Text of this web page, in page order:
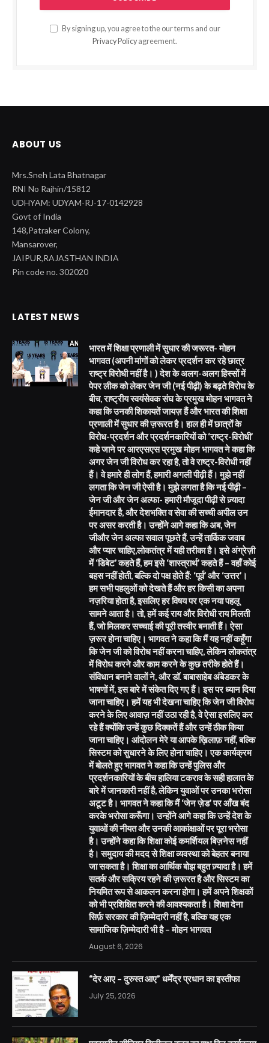
By signing up, you agree to the our terms and our
Privacy Policy agreement.
ABOUT US
Mrs.Sneh Lata Bhatnagar
RNI No Rajhin/15812
UDHYAM: UDYAM-RJ-17-0142928
Govt of India
148,Patraker Colony,
Mansarover,
JAIPUR,RAJASTHAN INDIA
Pin code no. 302020
LATEST NEWS
भारत में शिक्षा प्रणाली में सुधार की जरूरत- मोहन
भागवत (अपनी मांगों को लेकर प्रदर्शन कर रहे छात्र
राष्ट्र विरोधी नहीं है। ) देश के अलग-अलग हिस्सों में
पेपर लीक को लेकर जेन जी (नई पीढ़ी) के बढ़ते विरोध के
बीच, राष्ट्रीय स्वयंसेवक संघ के प्रमुख मोहन भागवत ने
कहा कि उनकी शिकायतें जायज़ हैं और भारत की शिक्षा
प्रणाली में सुधार की ज़रूरत है। हाल ही में छात्रों के
विरोध-प्रदर्शन और प्रदर्शनकारियों को ‘राष्ट्र-विरोधी’
कहे जाने पर आरएसएस प्रमुख मोहन भागवत ने कहा कि
अगर जेन जी विरोध कर रहा है, तो वे राष्ट्र-विरोधी नहीं
हैं। वे हमारे ही लोग हैं, हमारी अगली पीढ़ी हैं। मुझे नहीं
लगता कि जेन जी ऐसी है। मुझे लगता है कि नई पीढ़ी –
जेन जी और जेन अल्फा- हमारी मौजूदा पीढ़ी से ज़्यादा
ईमानदार है, और देशभक्ति व सेवा की सच्ची अपील उन
पर असर करती है। उन्होंने आगे कहा कि अब, जेन
जीऔर जेन अल्फा सवाल पूछते हैं, उन्हें तार्किक जवाब
और प्यार चाहिए,लोकतंत्र में यही तरीका है। इसे अंग्रेज़ी
में ‘डिबेट’ कहते हैं, हम इसे ‘शास्त्रार्थ’ कहते हैं – वहाँ कोई
बहस नहीं होती, बल्कि दो पक्ष होते हैं: ‘पूर्व’ और ‘उत्तर’।
हम सभी पहलुओं को देखते हैं और हर किसी का अपना
नज़रिया होता है, इसलिए हर विषय पर एक नया पहलू
सामने आता है। तो, हमें कई राय और विरोधी राय मिलती
हैं, जो मिलकर सच्चाई की पूरी तस्वीर बनाती हैं। ऐसा
ज़रूर होना चाहिए। भागवत ने कहा कि मैं यह नहीं कहूँगा
कि जेन जी को विरोध नहीं करना चाहिए, लेकिन लोकतंत्र
में विरोध करने और काम करने के कुछ तरीके होते हैं।
संविधान बनाने वालों ने, और डॉ. बाबासाहेब अंबेडकर के
भाषणों में, इस बारे में संकेत दिए गए हैं। इस पर ध्यान दिया
जाना चाहिए। हमें यह भी देखना चाहिए कि जेन जी विरोध
करने के लिए आवाज़ नहीं उठा रही है, वे ऐसा इसलिए कर
रहे हैं क्योंकि उन्हें कुछ दिक्कतें हैं और उन्हें ठीक किया
जाना चाहिए। आंदोलन मेरे या आपके ख़िलाफ़ नहीं, बल्कि
सिस्टम को सुधारने के लिए होना चाहिए। एक कार्यक्रम
में बोलते हुए भागवत ने कहा कि उन्हें पुलिस और
प्रदर्शनकारियों के बीच हालिया टकराव के सही हालात के
बारे में जानकारी नहीं है, लेकिन युवाओं पर उनका भरोसा
अटूट है। भागवत ने कहा कि मैं ‘जेन ज़ेड’ पर आँख बंद
करके भरोसा करूँगा। उन्होंने आगे कहा कि उन्हें देश के
युवाओं की नीयत और उनकी आकांक्षाओं पर पूरा भरोसा
है। उन्होंने कहा कि शिक्षा कोई कमर्शियल बिज़नेस नहीं
है। समुदाय की मदद से शिक्षा व्यवस्था को बेहतर बनाया
जा सकता है। शिक्षा का आर्थिक बोझ बहुत ज़्यादा है। हमें
सतर्क और सक्रिय रहने की ज़रूरत है और सिस्टम का
नियमित रूप से आकलन करना होगा। हमें अपने शिक्षकों
को भी प्रशिक्षित करने की आवश्यकता है। शिक्षा देना
सिर्फ़ सरकार की ज़िम्मेदारी नहीं है, बल्कि यह एक
सामाजिक ज़िम्मेदारी भी है – मोहन भागवत
August 6, 2026
“देर आए – दुरुस्त आए” धर्मेंद्र प्रधान का इस्तीफा
July 25, 2026